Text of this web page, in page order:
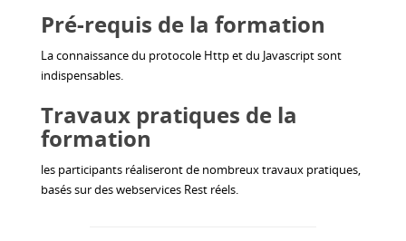
Pré-requis de la formation
La connaissance du protocole Http et du Javascript sont
indispensables.
Travaux pratiques de la
formation
les participants réaliseront de nombreux travaux pratiques,
basés sur des webservices Rest réels.